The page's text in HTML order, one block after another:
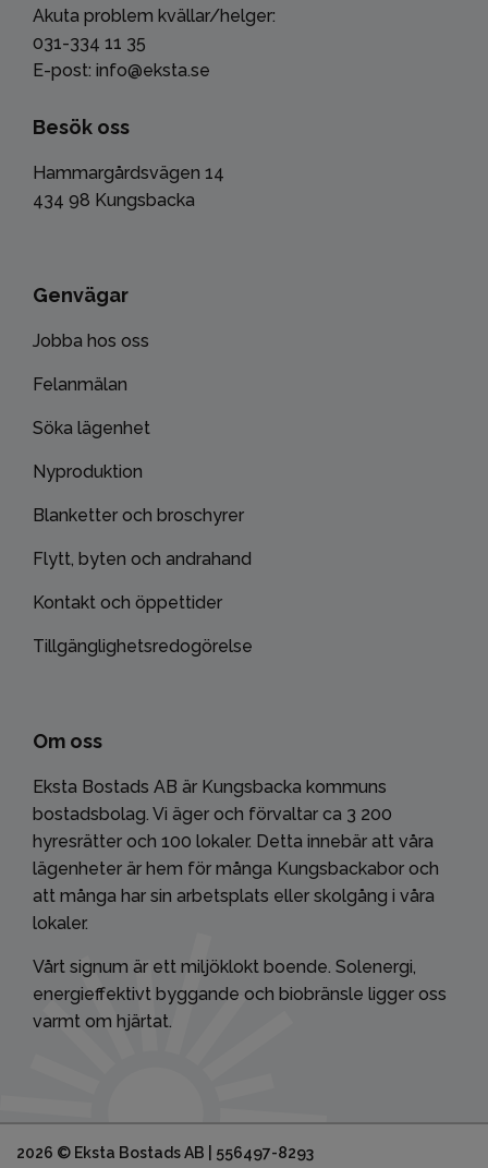
Akuta problem kvällar/helger:
031-334 11 35
E-post: info@eksta.se
Besök oss
Hammargårdsvägen 14
434 98 Kungsbacka
Genvägar
Jobba hos oss
Felanmälan
Söka lägenhet
Nyproduktion
Blanketter och broschyrer
Flytt, byten och andrahand
Kontakt och öppettider
Tillgänglighetsredogörelse
Om oss
Eksta Bostads AB är Kungsbacka kommuns
bostadsbolag. Vi äger och förvaltar ca 3 200
hyresrätter och 100 lokaler. Detta innebär att våra
lägenheter är hem för många Kungsbackabor och
att många har sin arbetsplats eller skolgång i våra
lokaler.
Vårt signum är ett miljöklokt boende. Solenergi,
energieffektivt byggande och biobränsle ligger oss
varmt om hjärtat.
2026 © Eksta Bostads AB | 556497-8293